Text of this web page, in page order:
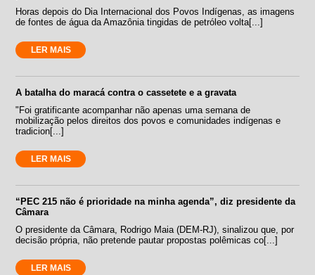
Horas depois do Dia Internacional dos Povos Indígenas, as imagens
de fontes de água da Amazônia tingidas de petróleo volta[...]
LER MAIS
A batalha do maracá contra o cassetete e a gravata
"Foi gratificante acompanhar não apenas uma semana de
mobilização pelos direitos dos povos e comunidades indígenas e
tradicion[...]
LER MAIS
“PEC 215 não é prioridade na minha agenda”, diz presidente da
Câmara
O presidente da Câmara, Rodrigo Maia (DEM-RJ), sinalizou que, por
decisão própria, não pretende pautar propostas polêmicas co[...]
LER MAIS